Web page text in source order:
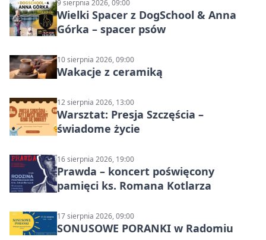
9 sierpnia 2026, 09:00
Wielki Spacer z DogSchool & Anna
Górka – spacer psów
10 sierpnia 2026, 09:00
Wakacje z ceramiką
12 sierpnia 2026, 13:00
Warsztat: Presja Szczęścia –
świadome życie
16 sierpnia 2026, 19:00
Prawda – koncert poświęcony
pamięci ks. Romana Kotlarza
17 sierpnia 2026, 09:00
SONUSOWE PORANKI w Radomiu